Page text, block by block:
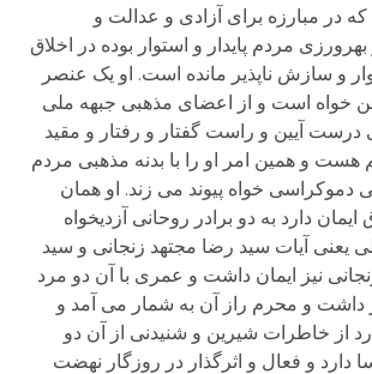
در مبارزه برای آزادی و عدالت و
مردم پایدار و استوار بوده در اخلاق
و سازش ناپذیر مانده است. او یک عنصر
خواه است و از اعضای مذهبی جبهه ملی
آیین و راست گفتار و رفتار و مقید
و همین امر او را با بدنه مذهبی مردم
دموکراسی خواه پیوند می زند. او همان
دارد به دو برادر روحانی آزدیخواه
یعنی آیات سید رضا مجتهد زنجانی و سید
نیز ایمان داشت و عمری با آن دو مرد
و محرم راز آن به شمار می آمد و
از خاطرات شیرین و شنیدنی از آن دو
دارد و فعال و اثرگذار در روزگار نهضت